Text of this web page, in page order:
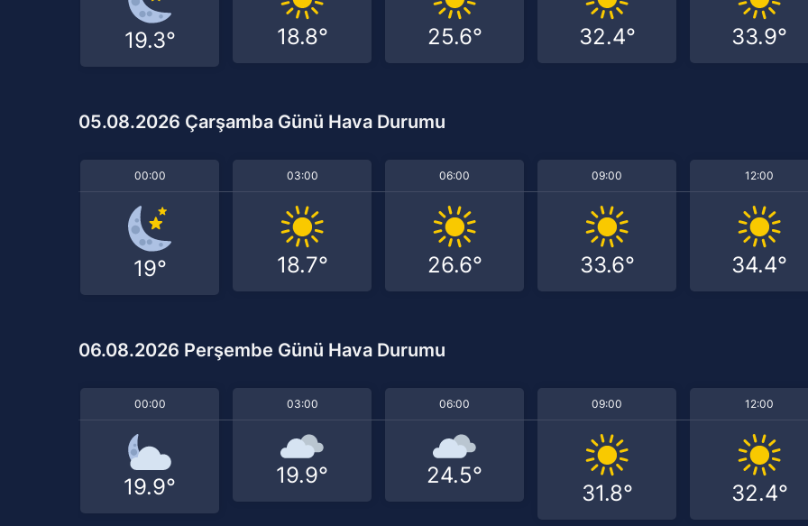
19.3° 18.8° 25.6° 32.4° 33.9°
05.08.2026 Çarşamba Günü Hava Durumu
00:00
19°
03:00
18.7°
06:00
26.6°
09:00
33.6°
12:00
34.4°
06.08.2026 Perşembe Günü Hava Durumu
00:00
19.9°
03:00
19.9°
06:00
24.5°
09:00
31.8°
12:00
32.4°